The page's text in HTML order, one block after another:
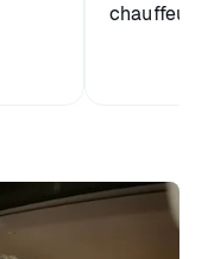
chauffeur.